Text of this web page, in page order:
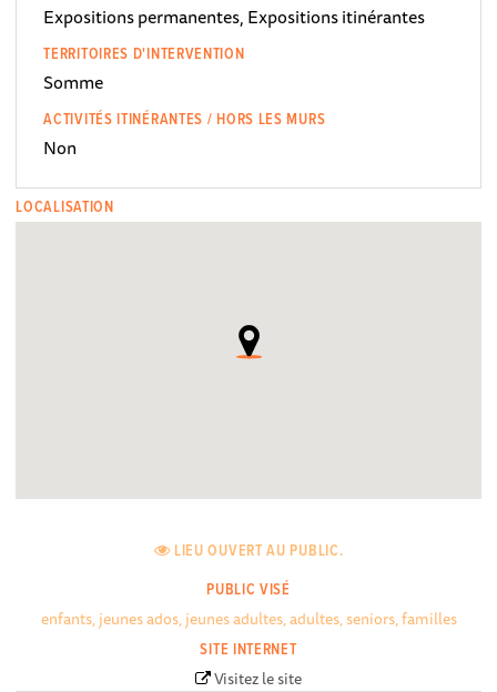
Expositions permanentes, Expositions itinérantes
TERRITOIRES D'INTERVENTION
Somme
ACTIVITÉS ITINÉRANTES / HORS LES MURS
Non
LOCALISATION
LIEU OUVERT AU PUBLIC.
PUBLIC VISÉ
enfants, jeunes ados, jeunes adultes, adultes, seniors, familles
SITE INTERNET
Visitez le site